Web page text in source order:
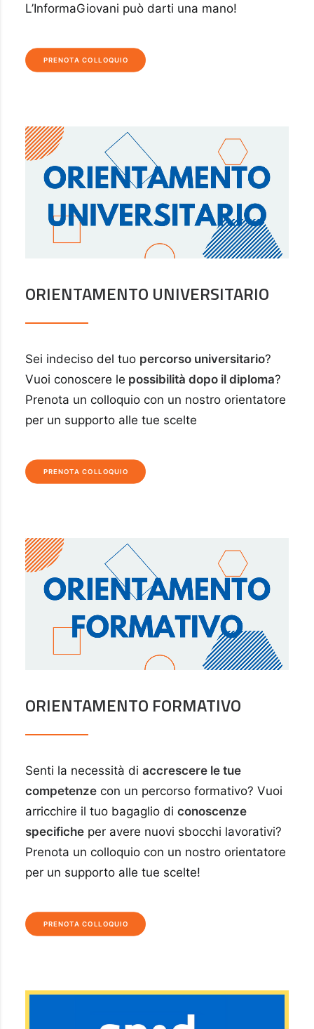
L’InformaGiovani può darti una mano!
PRENOTA COLLOQUIO
ORIENTAMENTO UNIVERSITARIO
Sei indeciso del tuo percorso universitario?
Vuoi conoscere le possibilità dopo il diploma?
Prenota un colloquio con un nostro orientatore
per un supporto alle tue scelte
PRENOTA COLLOQUIO
ORIENTAMENTO FORMATIVO
Senti la necessità di accrescere le tue
competenze con un percorso formativo? Vuoi
arricchire il tuo bagaglio di conoscenze
specifiche per avere nuovi sbocchi lavorativi?
Prenota un colloquio con un nostro orientatore
per un supporto alle tue scelte!
PRENOTA COLLOQUIO